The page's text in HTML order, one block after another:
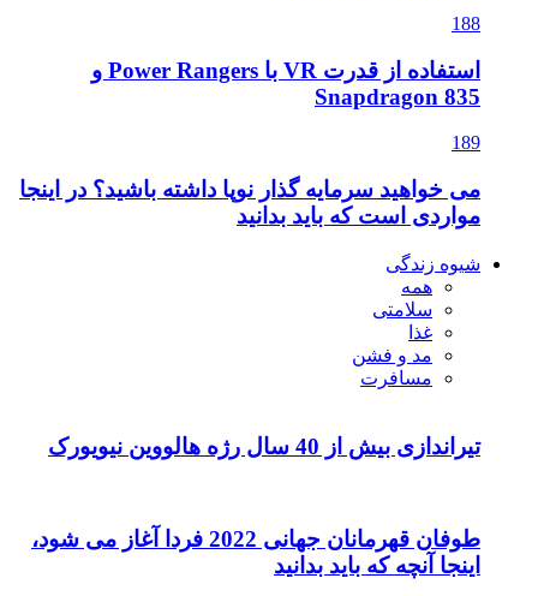
188
استفاده از قدرت VR با Power Rangers و
Snapdragon 835
189
می خواهید سرمایه گذار نوپا داشته باشید؟ در اینجا
مواردی است که باید بدانید
شیوه زندگی
همه
سلامتی
غذا
مد و فشن
مسافرت
تیراندازی بیش از 40 سال رژه هالووین نیویورک
طوفان قهرمانان جهانی 2022 فردا آغاز می شود،
اینجا آنچه که باید بدانید